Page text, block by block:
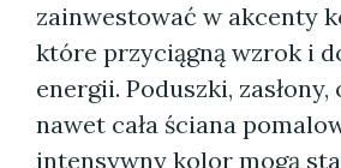
zainwestować w akcenty
które przyciągną wzrok i
energii. Poduszki,
nawet cała ściana
intensywny kolor mogą